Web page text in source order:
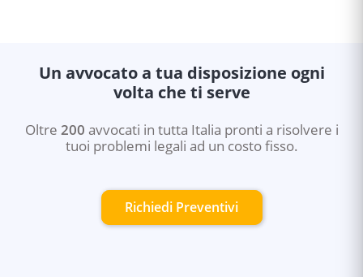
Un avvocato a tua disposizione ogni
volta che ti serve
Oltre 200 avvocati in tutta Italia pronti a risolvere i
tuoi problemi legali ad un costo fisso.
Richiedi Preventivi